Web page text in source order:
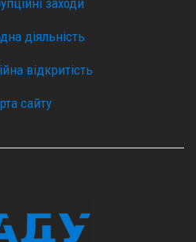
заходи
діяльність
відкритість
сайту